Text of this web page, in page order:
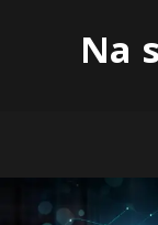
Na